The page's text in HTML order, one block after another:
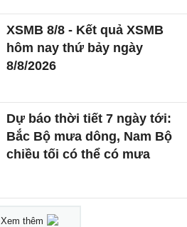
XSMB 8/8 - Kết quả XSMB
hôm nay thứ bảy ngày
8/8/2026
Dự báo thời tiết 7 ngày tới:
Bắc Bộ mưa dông, Nam Bộ
chiều tối có thể có mưa
Xem thêm